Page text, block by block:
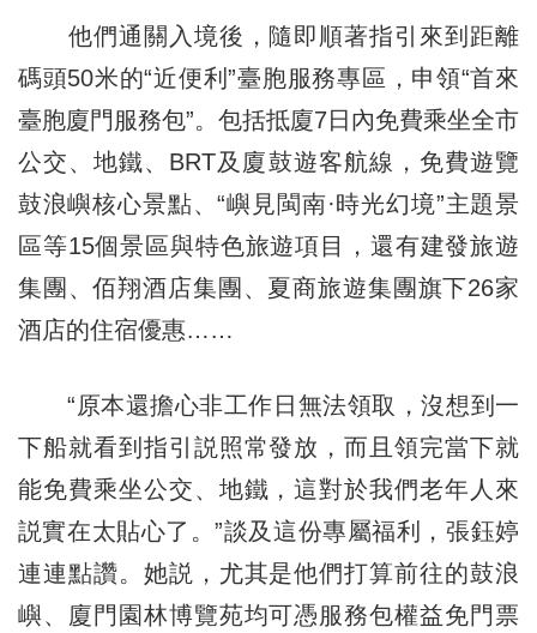
他們通關入境後，隨即順著指引來到距離
碼頭50米的“近便利”臺胞服務專區，申領“首來
臺胞廈門服務包”。包括抵廈7日內免費乘坐全市
公交、地鐵、BRT及廈鼓遊客航線，免費遊覽
鼓浪嶼核心景點、“嶼見閩南·時光幻境”主題景
區等15個景區與特色旅遊項目，還有建發旅遊
集團、佰翔酒店集團、夏商旅遊集團旗下26家
酒店的住宿優惠……
“原本還擔心非工作日無法領取，沒想到一
下船就看到指引説照常發放，而且領完當下就
能免費乘坐公交、地鐵，這對於我們老年人來
説實在太貼心了。”談及這份專屬福利，張鈺婷
連連點讚。她説，尤其是他們打算前往的鼓浪
嶼、廈門園林博覽苑均可憑服務包權益免門票